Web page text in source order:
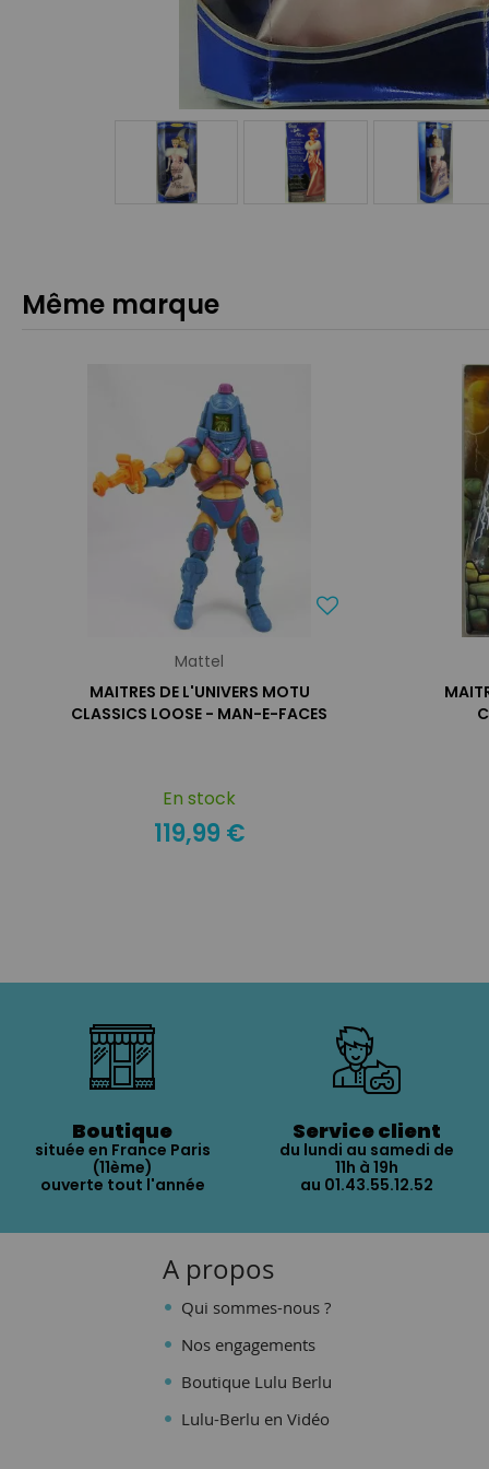
Même marque
Mattel
MAITRES DE L'UNIVERS MOTU
CLASSICS LOOSE - MAN-E-FACES
En stock
119,99 €
Boutique
située en France Paris
(11ème)
ouverte tout l'année
Service client
du lundi au samedi de
11h à 19h
au 01.43.55.12.52
A propos
Qui sommes-nous ?
Nos engagements
Boutique Lulu Berlu
Lulu-Berlu en Vidéo